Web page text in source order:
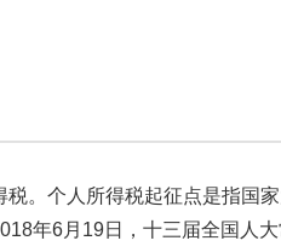
。个人所得税起征点是指国
年6月19日，十三届全国人大